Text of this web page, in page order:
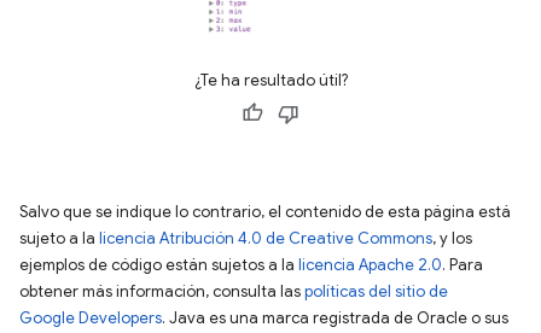
¿Te ha resultado útil?
Salvo que se indique lo contrario, el contenido de esta página está
sujeto a la licencia Atribución 4.0 de Creative Commons, y los
ejemplos de código están sujetos a la licencia Apache 2.0. Para
obtener más información, consulta laspolíticas del sitio de
Google Developers. Java es una marca registrada de Oracle o sus